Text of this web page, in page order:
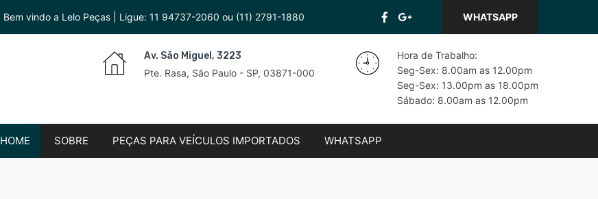
Bem vindo a Lelo Peças | Ligue: 11 94737-2060 ou (11) 2791-1880 WHATSAPP
Av. São Miguel, 3223
Pte. Rasa, São Paulo - SP, 03871-000
Hora de Trabalho:
Seg-Sex: 8.00am as 12.00pm
Seg-Sex: 13.00pm as 18.00pm
Sábado: 8.00am as 12.00pm
HOME SOBRE PEÇAS PARA VEÍCULOS IMPORTADOS WHATSAPP